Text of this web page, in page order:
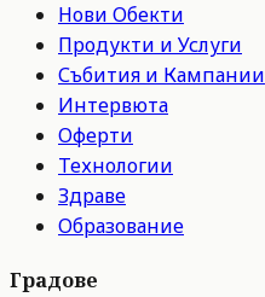
Нови Обекти
Продукти и Услуги
Събития и Кампании
Интервюта
Оферти
Технологии
Здраве
Образование
Градове